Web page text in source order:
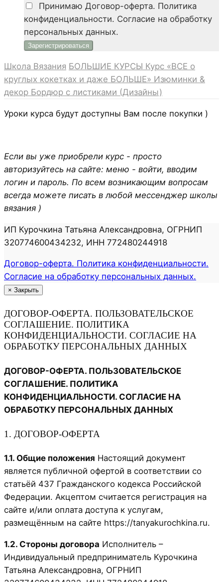
Принимаю Договор-оферта. Политика
конфиденциальности. Согласие на обработку
персональных данных.
Школа Вязания БОЛЬШИЕ КУРСЫ Курс «ВСЕ о
круглых кокетках и даже БОЛЬШЕ» Изюминки &
декор Бордюр с листиками (Дизайны)
Уроки курса будут доступны Вам после покупки )
Если вы уже приобрели курс - просто
авторизуйтесь на сайте: меню - войти, вводим
логин и пароль. По всем возникающим вопросам
всегда можете писать в любой мессенджер школы
вязания )
ИП Курочкина Татьяна Александровна, ОГРНИП
320774600434232, ИНН 772480244918
Договор-оферта. Политика конфиденциальности.
Согласие на обработку персональных данных.
× Закрыть
ДОГОВОР-ОФЕРТА. ПОЛЬЗОВАТЕЛЬСКОЕ
СОГЛАШЕНИЕ. ПОЛИТИКА
КОНФИДЕНЦИАЛЬНОСТИ. СОГЛАСИЕ НА
ОБРАБОТКУ ПЕРСОНАЛЬНЫХ ДАННЫХ
ДОГОВОР-ОФЕРТА. ПОЛЬЗОВАТЕЛЬСКОЕ
СОГЛАШЕНИЕ. ПОЛИТИКА
КОНФИДЕНЦИАЛЬНОСТИ. СОГЛАСИЕ НА
ОБРАБОТКУ ПЕРСОНАЛЬНЫХ ДАННЫХ
1. ДОГОВОР-ОФЕРТА
1.1. Общие положения Настоящий документ
является публичной офертой в соответствии со
статьёй 437 Гражданского кодекса Российской
Федерации. Акцептом считается регистрация на
сайте и/или оплата доступа к услугам,
размещённым на сайте https://tanyakurochkina.ru.
1.2. Стороны договора Исполнитель –
Индивидуальный предприниматель Курочкина
Татьяна Александровна, ОГРНИП